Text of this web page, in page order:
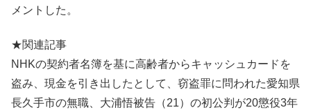
メントした。
★関連記事
NHKの契約者名簿を基に高齢者からキャッシュカードを
盗み、現金を引き出したとして、窃盗罪に問われた愛知県
長久手市の無職、大浦悟被告（21）の初公判が20懲役3年